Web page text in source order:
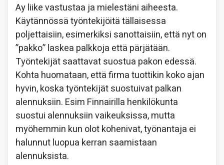
Ay liike vastustaa ja mielestäni aiheesta.
Käytännössä työntekijöitä tällaisessa
poljettaisiin, esimerkiksi sanottaisiin, että nyt on
”pakko” laskea palkkoja että pärjätään.
Työntekijät saattavat suostua pakon edessä.
Kohta huomataan, että firma tuottikin koko ajan
hyvin, koska työntekijät suostuivat palkan
alennuksiin. Esim Finnairilla henkilökunta
suostui alennuksiin vaikeuksissa, mutta
myöhemmin kun olot kohenivat, työnantaja ei
halunnut luopua kerran saamistaan
alennuksista.